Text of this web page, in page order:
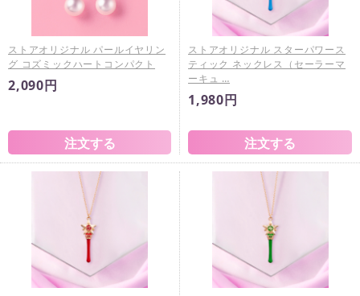
ストアオリジナル パールイヤリン
グ コズミックハートコンパクト
2,090円
ストアオリジナル スターパワース
ティック ネックレス（セーラーマ
ーキュ …
1,980円